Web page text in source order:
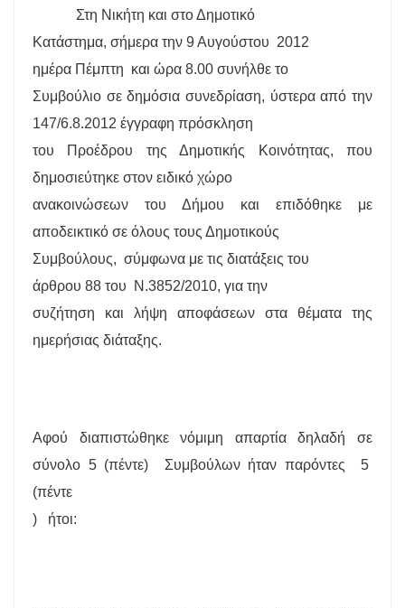
Στη Νικήτη και στο Δημοτικό
Κατάστημα, σήμερα την 9 Αυγούστου 2012
ημέρα Πέμπτη και ώρα 8.00 συνήλθε το
Συμβούλιο σε δημόσια συνεδρίαση, ύστερα από την
147/6.8.2012 έγγραφη πρόσκληση
του Προέδρου της Δημοτικής Κοινότητας, που
δημοσιεύτηκε στον ειδικό χώρο
ανακοινώσεων του Δήμου και επιδόθηκε με
αποδεικτικό σε όλους τους Δημοτικούς
Συμβούλους, σύμφωνα με τις διατάξεις του
άρθρου 88 του
Ν.3852/2010, για την
συζήτηση και λήψη αποφάσεων στα θέματα της
ημερήσιας διάταξης.
Αφού διαπιστώθηκε νόμιμη απαρτία δηλαδή σε
σύνολο 5 (πέντε)
Συμβούλων ήταν παρόντες
5
(πέντε
)
ήτοι: